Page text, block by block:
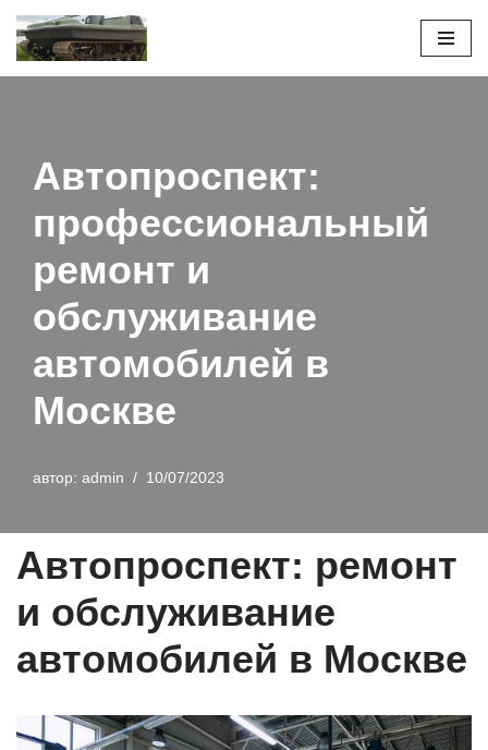
Перейти
Автопроспект:
профессиональный
ремонт и
обслуживание
автомобилей в
Москве
автор: admin 10/07/2023
Автопроспект: ремонт
и обслуживание
автомобилей в Москве